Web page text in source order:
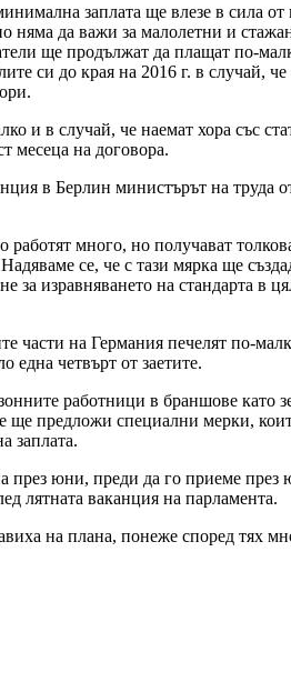
заплата ще влезе в сила от
няма да важи за малолетни и
ще продължат да плащат по-
си до края на 2016 г. в случай, че
и в случай, че наемат хора със
месеца на договора.
в Берлин министърът на труда
работят много, но получават
се, че с тази мярка ще
за изравняването на стандарта в
части на Германия печелят по-
една четвърт от заетите.
работници в браншове като
ще предложи специални мерки,
заплата.
през юни, преди да го приеме през
лятната ваканция на парламента.
на плана, понеже според тях